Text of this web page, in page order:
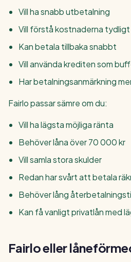
Vill ha snabb utbetalning
Vill förstå kostnaderna tydligt
Kan betala tillbaka snabbt
Vill använda krediten som
Har betalningsanmärkning
Fairlo passar sämre om du:
Vill ha lägsta möjliga ränta
Behöver låna över 70 000 kr
Vill samla stora skulder
Redan har svårt att betala
Behöver lång
Kan få vanligt privatlån med
Fairlo eller